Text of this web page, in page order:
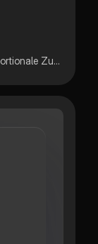
Es geht um die proportionale und antiproportionale Zuordnung und wie diese im Dreisatz gerechnet werden. bei der proportionalen Zuordnung wird auch mit der Zuhilfenahme einer Bruchgleichung gerechnet. Ich hatte in meiner Klausur eine 1 geschrieben.